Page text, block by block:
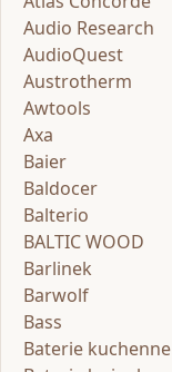
Audio Research
AudioQuest
Austrotherm
Awtools
Axa
Baier
Baldocer
Balterio
BALTIC WOOD
Barlinek
Barwolf
Bass
Baterie kuchenne